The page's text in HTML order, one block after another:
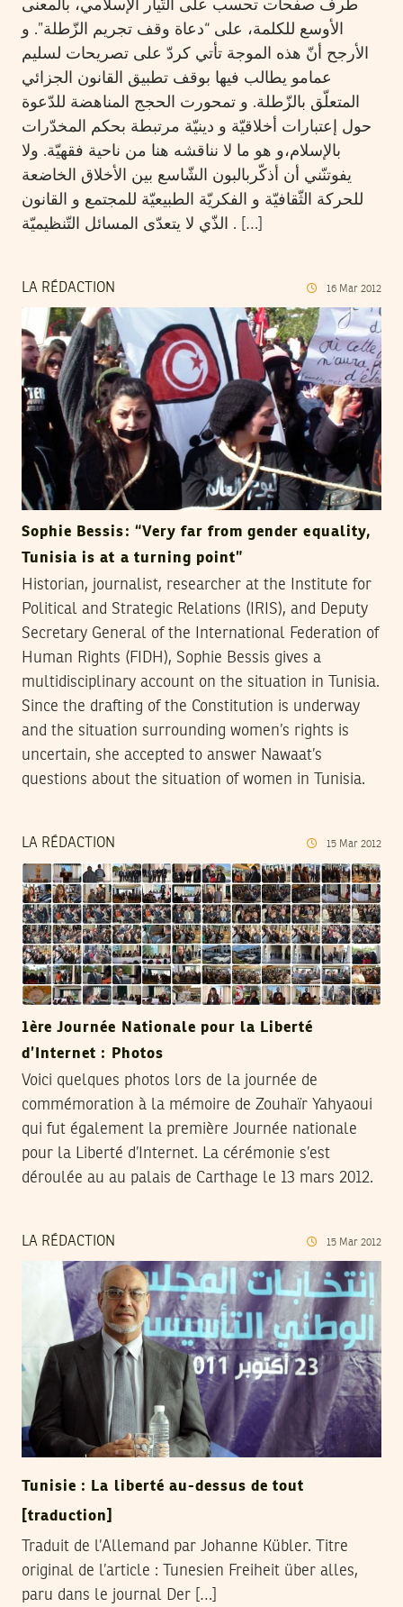
طرف صفحات تحسب على التّيار الإسلامي، بالمعنى
الأوسع للكلمة، على “دعاة وقف تجريم الزّطلة”. و
الأرجح أنّ هذه الموجة تأتي كردّ على تصريحات لسليم
عمامو يطالب فيها بوقف تطبيق القانون الجزائي
المتعلّق بالزّطلة. و تمحورت الحجج المناهضة للدّعوة
حول إعتبارات أخلاقيّة و دينيّة مرتبطة بحكم المخدّرات
بالإسلام،و هو ما لا نناقشه هنا من ناحية فقهيّة. ولا
يفوتنّني أن أذكّربالبون الشّاسع بين الأخلاق الخاضعة
للحركة الثّقافيّة و الفكريّة الطبيعيّة للمجتمع و القانون
الذّي لا يتعدّى المسائل التّنظيميّة . […]
LA RÉDACTION 16 Mar 2012
Sophie Bessis: “Very far from gender equality,
Tunisia is at a turning point”
Historian, journalist, researcher at the Institute for
Political and Strategic Relations (IRIS), and Deputy
Secretary General of the International Federation of
Human Rights (FIDH), Sophie Bessis gives a
multidisciplinary account on the situation in Tunisia.
Since the drafting of the Constitution is underway
and the situation surrounding women’s rights is
uncertain, she accepted to answer Nawaat’s
questions about the situation of women in Tunisia.
LA RÉDACTION 15 Mar 2012
1ère Journée Nationale pour la Liberté
d’Internet : Photos
Voici quelques photos lors de la journée de
commémoration à la mémoire de Zouhaïr Yahyaoui
qui fut également la première Journée nationale
pour la Liberté d’Internet. La cérémonie s’est
déroulée au au palais de Carthage le 13 mars 2012.
LA RÉDACTION 15 Mar 2012
Tunisie : La liberté au-dessus de tout
[traduction]
Traduit de l’Allemand par Johanne Kübler. Titre
original de l’article : Tunesien Freiheit über alles,
paru dans le journal Der […]